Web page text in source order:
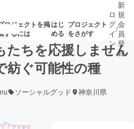
ロジェクトを掲
するには
はじ
める
プロジェクト
をさがす
募集終了が近いプ
ロジェクト
もうすぐ公開
されます
ロ
グ
イ
ン
/
新
規
会
員
登
録
たちを応援しません
紡ぐ可能性の種
ソーシャルグッド 神奈川県